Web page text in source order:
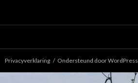
Privacyverklaring Ondersteund door WordPress